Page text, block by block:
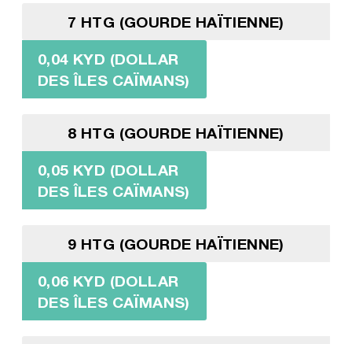
7 HTG (GOURDE HAÏTIENNE)
0,04 KYD (DOLLAR
DES ÎLES CAÏMANS)
8 HTG (GOURDE HAÏTIENNE)
0,05 KYD (DOLLAR
DES ÎLES CAÏMANS)
9 HTG (GOURDE HAÏTIENNE)
0,06 KYD (DOLLAR
DES ÎLES CAÏMANS)